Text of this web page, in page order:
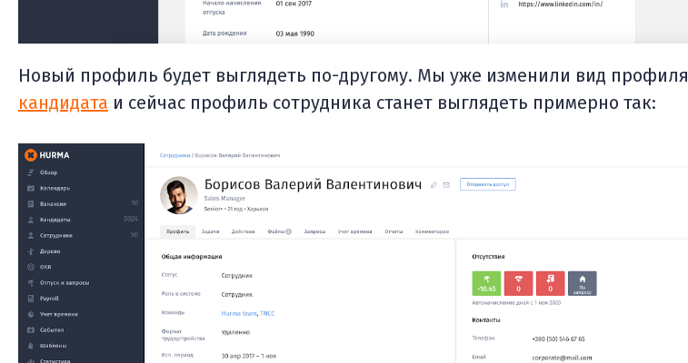
Новый профиль будет выглядеть по-другому. Мы уже изменили вид профиля
кандидата и сейчас профиль сотрудника станет выглядеть примерно так: